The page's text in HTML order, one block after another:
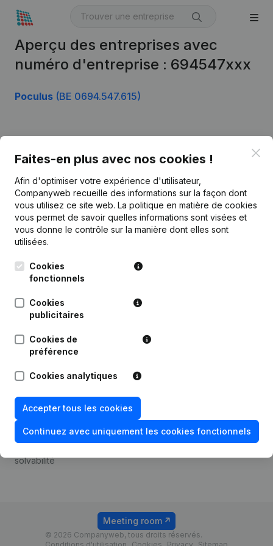
Aperçu des entreprises avec
numéro d'entreprise : 694547xxx
Poculus (BE 0694.547.615)
Faites-en plus avec nos cookies !
Afin d'optimiser votre expérience d'utilisateur,
Companyweb recueille des informations sur la façon dont
vous utilisez ce site web. La politique en matière de cookies
vous permet de savoir quelles informations sont visées et
vous donne le contrôle sur la manière dont elles sont
utilisées.
Cookies
fonctionnels
Cookies
publicitaires
Cookies de
préférence
Cookies analytiques
Accepter tous les cookies
Continuez avec uniquement les cookies fonctionnels
Français
Kantorenpark Everest
Leuvensesteenweg
1800 Vilvoorde
Informations d’entreprise
Monitoring
Recherche internationale
Prospection
Compliance et prévention
de la fraude
Consulter des comptes
Recherche de numéro de
TVA
solvabilité
Tarifs
© 2026 Companyweb, tous droits réservés.
Meeting room